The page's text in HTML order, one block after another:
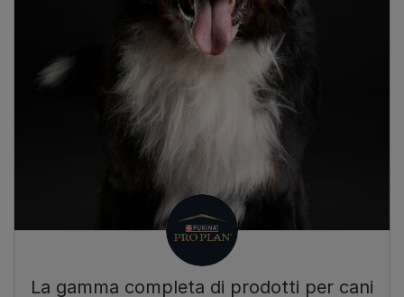
La gamma completa di prodotti per cani